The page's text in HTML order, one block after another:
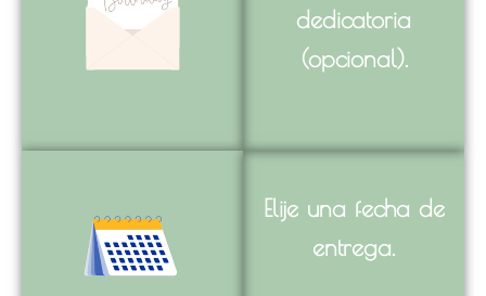
dedicatoria
(opcional).
Elije una fecha de
entrega.